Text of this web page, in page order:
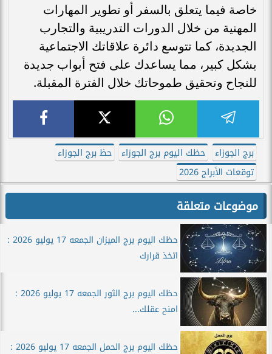
خاصة فيما يتعلق بالسفر أو تطوير المهارات
المهنية من خلال الدورات التدريبية والتجارب
الجديدة، كما تتوسع دائرة علاقاتك الاجتماعية
بشكل كبير، مما يساعدك على فتح أبواب جديدة
للنجاح وتحقيق طموحاتك خلال الفترة المقبلة.
برج الجوزاء حظك اليوم برج الجوزاء
حظ برج الجوزاء
توقعات الأبراج 2026
موضوعات متعلقة
حظك اليوم برج الميزان الجمعه 17 يوليو 2026 :
اتخذ قرارك
حظك اليوم برج الثور الجمعه 17 يوليو 2026 :
امنح عقلك...
حظك اليوم برج الحمل الجمعه 17 يوليو 2026 :